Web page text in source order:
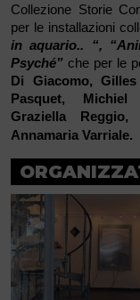
Collezione Storie
per le installazioni
in aquario.. “,
Psyché” che per le
Di Giacomo,
Pasquet, Michiel
Graziella Reggio,
Annamaria Varriale.